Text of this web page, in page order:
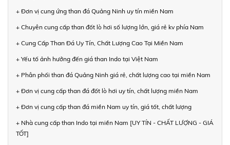
+ Đơn vị cung ứng than đá Quảng Ninh uy tín miền Nam
+ Chuyên cung cấp than đốt lò hơi số lượng lớn, giá rẻ kv phía Nam
+ Cung Cấp Than Đá Uy Tín, Chất Lượng Cao Tại Miền Nam
+ Yếu tố ảnh hưởng đến giá than Indo tại Việt Nam
+ Phân phối than đá Quảng Ninh giá rẻ, chất lượng cao tại miền Nam
+ Đơn vị cung cấp than đá đốt lò hơi uy tín, chất lượng miền Nam
+ Đơn vị cung cấp than đá miền Nam uy tín, giá tốt, chất lượng
+ Nhà cung cấp than Indo tại miền Nam [UY TÍN - CHẤT LƯỢNG - GIÁ
TỐT]